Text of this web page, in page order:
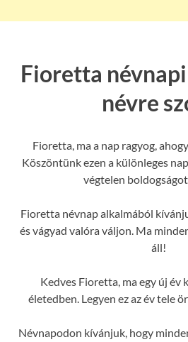
Fioretta
névre
Fioretta, ma a nap ragyog,
Köszöntünk ezen a különleges
végtelen
Fioretta névnap alkalmából
és vágyad valóra váljon. Ma
áll!
Kedves Fioretta, ma egy új év
életedben. Legyen ez az év tele
Névnapodon kívánjuk, hogy